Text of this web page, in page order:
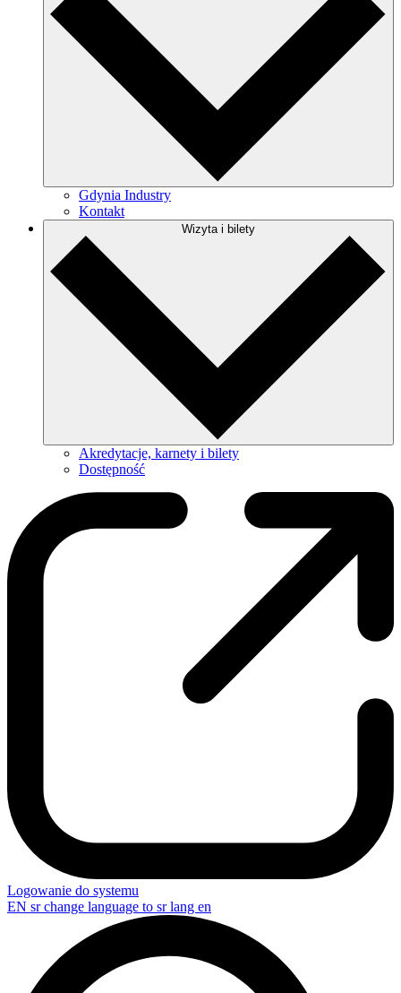
Gdynia Industry
Kontakt
Wizyta i bilety
Akredytacje, karnety i bilety
Dostępność
Logowanie do systemu
EN sr change language to sr lang en